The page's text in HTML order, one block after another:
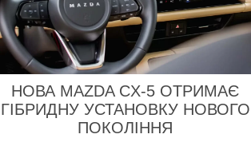
НОВА MAZDA CX-5 ОТРИМАЄ
ГІБРИДНУ УСТАНОВКУ НОВОГО
ПОКОЛІННЯ